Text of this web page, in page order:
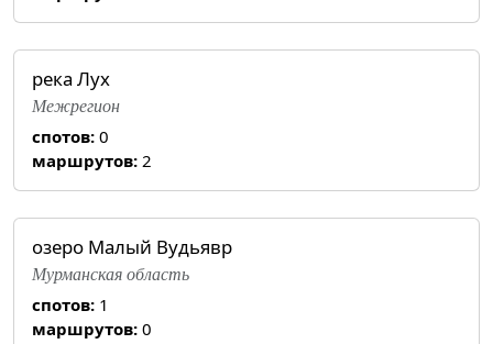
река Лух
Межрегион
спотов: 0
маршрутов: 2
озеро Малый Вудьявр
Мурманская область
спотов: 1
маршрутов: 0